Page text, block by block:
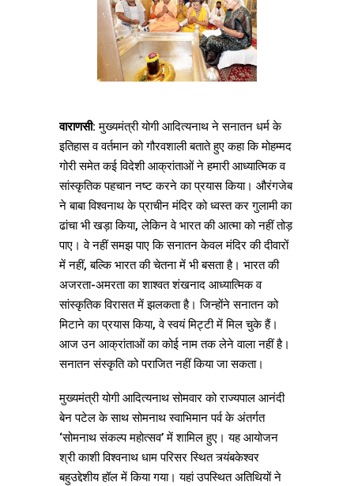
वाराणसी: मुख्यमंत्री योगी आदित्यनाथ ने सनातन धर्म के
इतिहास व वर्तमान को गौरवशाली बताते हुए कहा कि मोहम्मद
गोरी समेत कई विदेशी आक्रांताओं ने हमारी आध्यात्मिक व
सांस्कृतिक पहचान नष्ट करने का प्रयास किया। औरंगजेब
ने बाबा विश्वनाथ के प्राचीन मंदिर को ध्वस्त कर गुलामी का
ढांचा भी खड़ा किया, लेकिन वे भारत की आत्मा को नहीं तोड़
पाए। वे नहीं समझ पाए कि सनातन केवल मंदिर की दीवारों
में नहीं, बल्कि भारत की चेतना में भी बसता है। भारत की
अजरता-अमरता का शाश्वत शंखनाद आध्यात्मिक व
सांस्कृतिक विरासत में झलकता है। जिन्होंने सनातन को
मिटाने का प्रयास किया, वे स्वयं मिट्टी में मिल चुके हैं।
आज उन आक्रांताओं का कोई नाम तक लेने वाला नहीं है।
सनातन संस्कृति को पराजित नहीं किया जा सकता।
मुख्यमंत्री योगी आदित्यनाथ सोमवार को राज्यपाल आनंदी
बेन पटेल के साथ सोमनाथ स्वाभिमान पर्व के अंतर्गत
‘सोमनाथ संकल्प महोत्सव’ में शामिल हुए। यह आयोजन
श्री काशी विश्वनाथ धाम परिसर स्थित त्र्यंबकेश्वर
बहुउद्देशीय हॉल में किया गया। यहां उपस्थित अतिथियों ने